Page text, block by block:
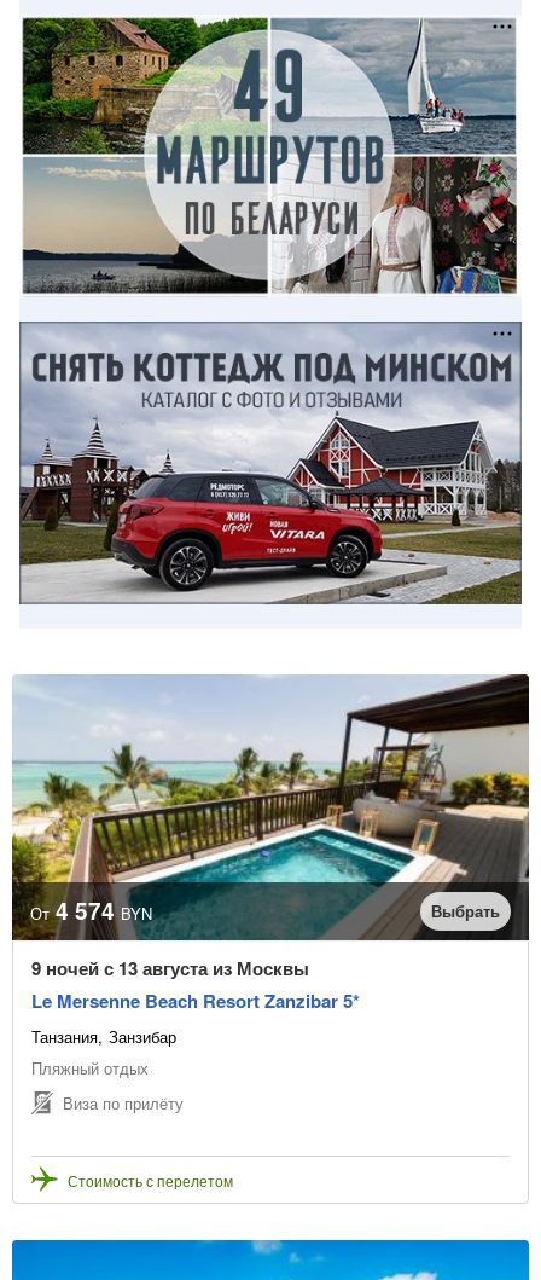
От 4 574 BYN Выбрать
9 ночей с 13 августа из Москвы
Le Mersenne Beach Resort Zanzibar 5*
Танзания Занзибар
Пляжный отдых
Виза по прилёту
Стоимость с перелетом